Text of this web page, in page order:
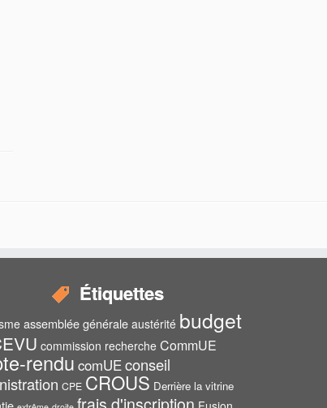
Étiquettes
assemblée générale austérité budget
commission recherche CommUE
rendu comUEconseil
CPE CROUS Derrière la vitrine